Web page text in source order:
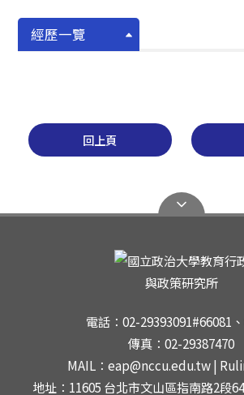
經歷一覽
回上頁
電話：02-29393091#66081
傳真：02-29387470
MAIL：eap@nccu.edu.tw |
地址：11605 台北市文山區指南路2段